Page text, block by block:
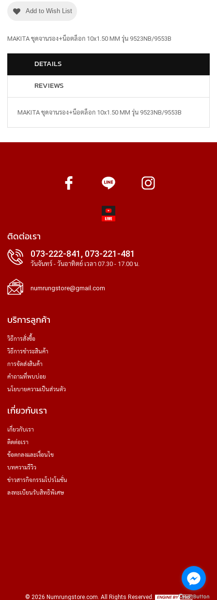
Add to Wish List
MAKITA ชุดจานรอง+น็อตล็อก 10x1.50 MM รุ่น 9523NB/9553B
DETAILS
REVIEWS
MAKITA ชุดจานรอง+น็อตล็อก 10x1.50 MM รุ่น 9523NB/9553B
ติดต่อเรา
073-222-841, 073-221-481
วันจันทร์ - วันอาทิตย์ เวลา 07.30 - 17.00 น.
numrungstore@gmail.com
บริการลูกค้า
วิธีการสั่งซื้อ
วิธีการชำระสินค้า
การจัดส่งสินค้า
คำถามที่พบบ่อย
นโยบายความเป็นส่วนตัว
เกี่ยวกับเรา
เกี่ยวกับเรา
ติดต่อเรา
ข้อตกลงและเงื่อนไข
บทความรีวิว
ข่าวสารกิจกรรมโปรโมชั่น
ลงทะเบียนรับสิทธิพิเศษ
© 2026 Numrungstore.com. All Rights Reserved.